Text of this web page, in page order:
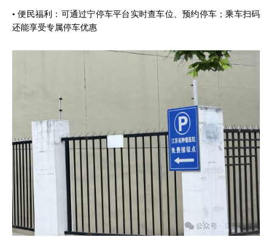
• 便民福利：可通过宁停车平台实时查车位、预约停车；乘车扫码
还能享受专属停车优惠